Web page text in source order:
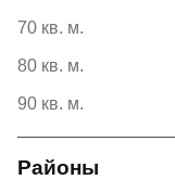
70 кв. м.
80 кв. м.
90 кв. м.
Районы